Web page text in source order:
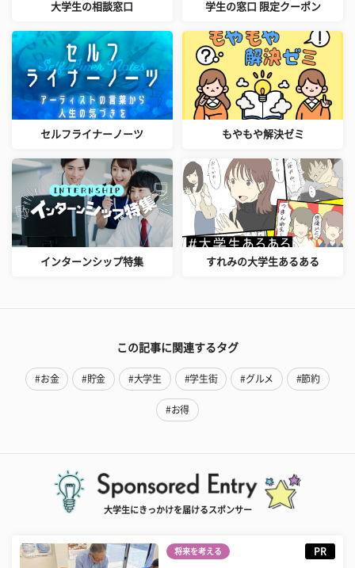
大学生の相談窓口 学生の窓口 限定クーポン
セルフライナーノーツ もやもや解決ゼミ
インターンシップ特集 すれみの大学生あるある
この記事に関連するタグ
#お金 #貯金 #大学生 #学生街 #グルメ #節約
#お得
大学生にきっかけを届けるスポンサー
将来を考える PR